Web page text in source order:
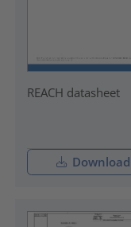
REACH datasheet
Download